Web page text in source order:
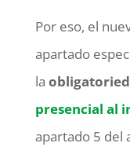
Por eso, el
apartado
la
presencial al
apartado 5 del